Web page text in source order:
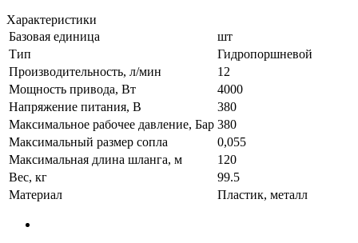
Характеристики
Базовая единица
шт
Тип
Гидропоршневой
Производительность, л/мин
12
Мощность привода, Вт
4000
Напряжение питания, В
380
Максимальное рабочее давление, Бар 380
Максимальный размер сопла
0,055
Максимальная длина шланга, м
120
Вес, кг
99.5
Материал
Пластик, металл